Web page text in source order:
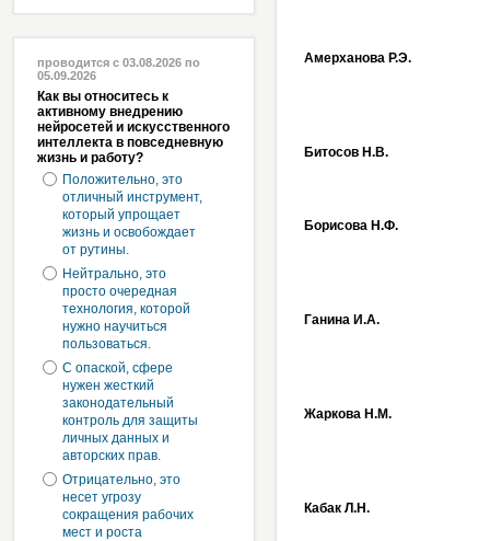
проводится с 03.08.2026 по
05.09.2026
Как вы относитесь к
активному внедрению
нейросетей и искусственного
интеллекта в повседневную
жизнь и работу?
Положительно, это
отличный инструмент,
который упрощает
жизнь и освобождает
от рутины.
Нейтрально, это
просто очередная
технология, которой
нужно научиться
пользоваться.
С опаской, сфере
нужен жесткий
законодательный
контроль для защиты
личных данных и
авторских прав.
Отрицательно, это
несет угрозу
сокращения рабочих
мест и роста
Амерханова Р.Э.
Битосов Н.В.
Борисова Н.Ф.
Ганина И.А.
Жаркова Н.М.
Кабак Л.Н.